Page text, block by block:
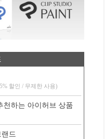
할인 / 무제한 사용)
천하는 아이허브 상품
드